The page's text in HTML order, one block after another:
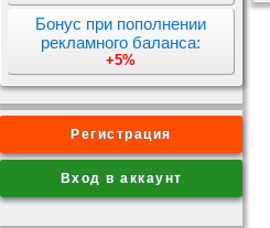
Бонус при пополнении
рекламного баланса:
+5%
Регистрация
Вход в аккаунт